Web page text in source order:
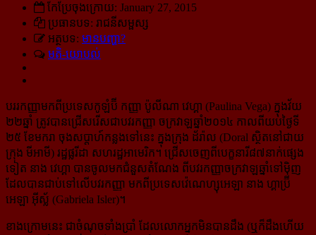
កែប្រែចុងក្រោយ: January 27, 2015
ប្រធានបទ: រាជនីសម្ផស្ស
អត្ថបទ: មានបញ្ហា?
មតិ-យោបល់
បររកញ្ញា​មក​ពី​ប្រទេស​កូឡំប៊ី កញ្ញា ប៉ូលីណា វេហ្គា (Paulina Vega) ក្នុង​វ័យ​
២២​ឆ្នាំ ត្រូវ​បាន​ជ្រើស​រើស​ជា​បវរ​កញ្ញា ចក្រវាឡ​ឆ្នាំ​២០១៤ កាល​ពី​យប់​ថ្ងៃ​ទី​
២៥ ខែ​មករា ចុង​សប្ដាហ៍​កន្លង​ទៅ​នេះ ក្នុង​ក្រុង ដ័រ៉ាល (Doral ស្ថិត​នៅ​ជាយ​
ក្រុង មីអាមី) រដ្ឋ​ផ្លរីដា សហរដ្ឋ​អាមេរិក។ ជ្រើស​ចេញ​ពី​បេក្ខនារី​៨៧នាក់​ផ្សេង​
ទៀត នាង វេហ្គា បាន​ចូល​មក​ជំនួស​តំណែង ពី​បវរកញ្ញា​ចក្រវាឡ​ឆ្នាំ​ទៅ​ម៉ិញ
ដែល​បាន​​ជាប់​ទៅ​លើបវរ​កញ្ញា មក​ពី​ប្រទេស​វ៉េណេហ្សុអេឡា នាង ហ្គាប្រ៊ី
អេឡា អ៊ីស្ល័ (Gabriela Isler)។
ខាង​ក្រោម​នេះ ជា​ចំណុច​ទាំង​ប្រាំ ដែល​លោក​អ្នក​មិន​បាន​ដឹង (ឬ​ក៏​ដឹង​ហើយ